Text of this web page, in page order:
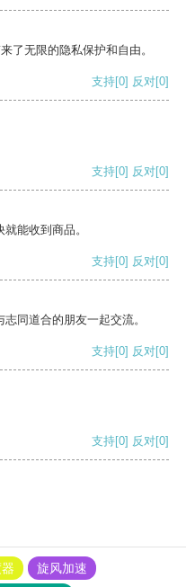
了无限的隐私保护和自由。
支持[0] 反对[0]
支持[0] 反对[0]
能收到商品。
支持[0] 反对[0]
同道合的朋友一起交流。
支持[0] 反对[0]
支持[0] 反对[0]
旋风加速